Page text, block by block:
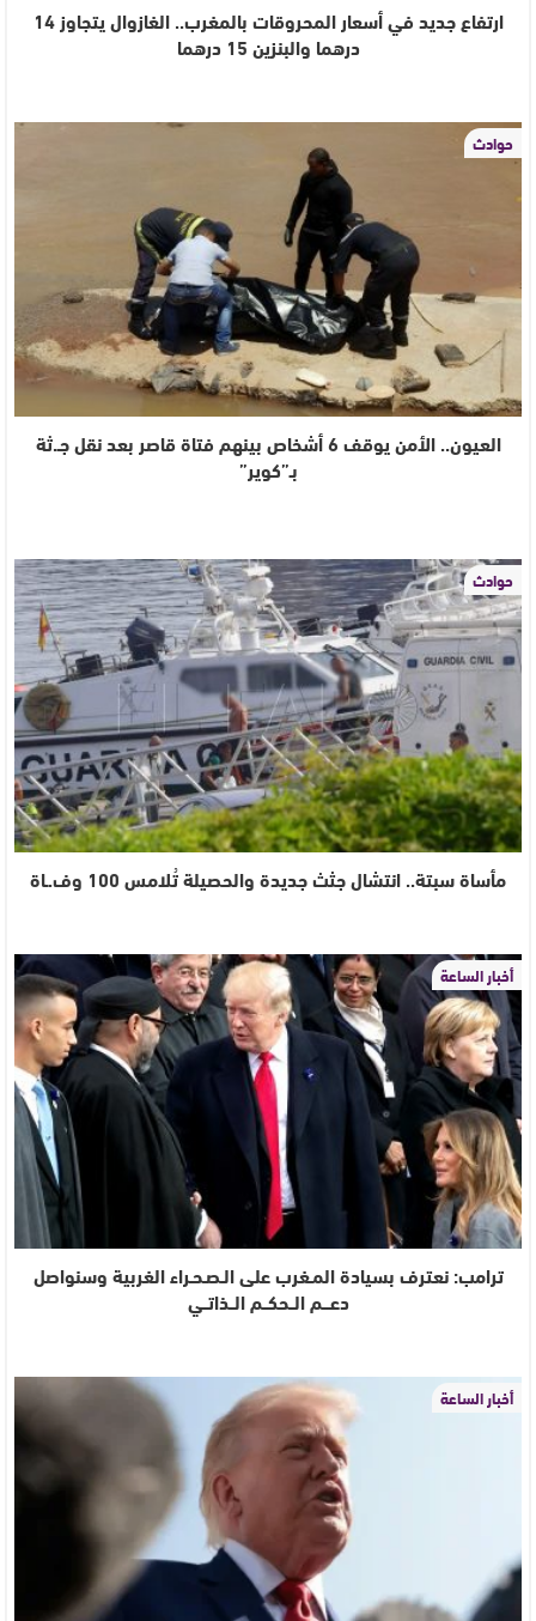
ارتفاع جديد في أسعار المحروقات بالمغرب.. الغازوال يتجاوز 14
درهما والبنزين 15 درهما
حوادث
العيون.. الأمن يوقف 6 أشخاص بينهم فتاة قاصر بعد نقل جـ.ثة
بـ”كوير”
حوادث
مأساة سبتة.. انتشال جثث جديدة والحصيلة تُلامس 100 وف.ـاة
أخبار الساعة
ترامب: نعترف بسيادة المـغرب على الـصـحـراء الغربية وسنواصل
دعـــم الــحكــم الــذاتــي
أخبار الساعة